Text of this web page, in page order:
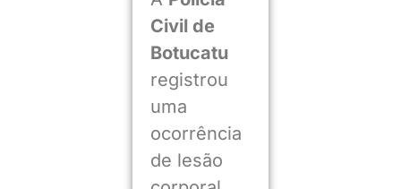
Civil de
Botucatu
registrou
uma
ocorrência
de lesão